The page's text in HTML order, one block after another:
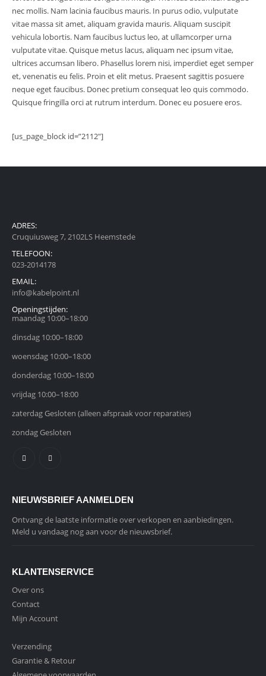
nec mollis. Nam lacinia faucibus mauris. In purus odio, vulputate
vitae massa sit amet, aliquam gravida mauris. Aliquam suscipit
vehicula lobortis. Nam faucibus luctus leo, at ullamcorper urna
vulputate vitae. Quisque metus lacus, aliquam nec ipsum vitae,
ultrices accumsan libero. Phasellus lorem nisi, imperdiet eget semper
et, venenatis eu felis. Proin et elit metus. Praesent sagittis posuere
neque eget faucibus. Donec pretium consequat leo quis commodo.
Quisque fringilla orci at rutrum interdum. Donec eu posuere eros.
[us_page_block id=”2112″]
ADRES:
Cruquiusweg 7, 2102LS Heemstede
TELEFOON:
023-2014178
EMAIL:
info@kabelpoint.nl
Openingstijden:
maandag 10:00–18:00
dinsdag 10:00–18:00
woensdag 10:00–18:00
donderdag 10:00–18:00
vrijdag 10:00–18:00
zaterdag Gesloten (alleen afspraak voor reparaties)
zondag Gesloten
NIEUWSBRIEF AANMELDEN
Ontvang de laatste informatie over verkopen en aanbiedingen.
Meld u vandaag nog aan voor de nieuwsbrief.
KLANTENSERVICE
Over ons
Contact
Mijn Account
Verzending
Garantie & Retour